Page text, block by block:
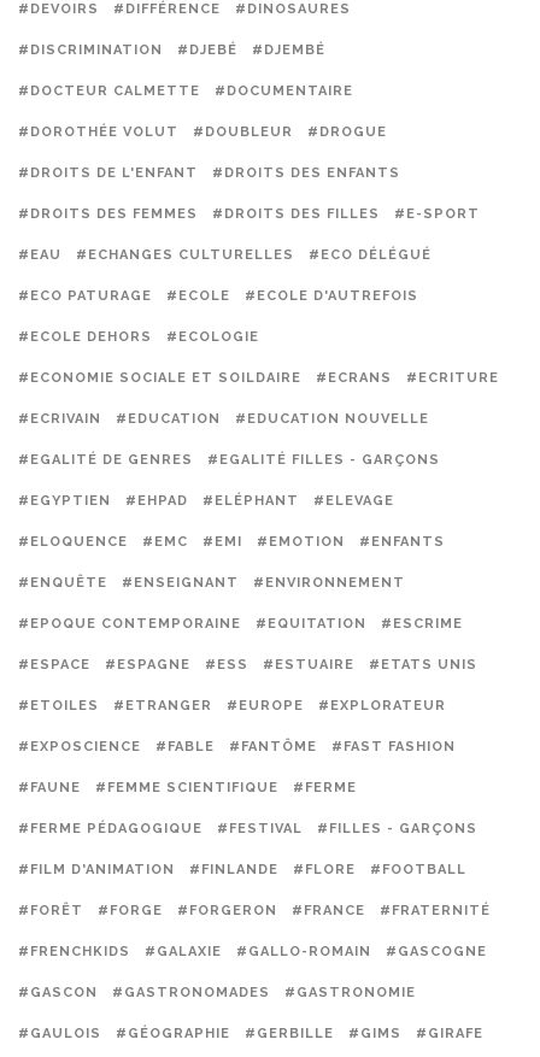
#DEVOIRS #DIFFÉRENCE #DINOSAURES
#DISCRIMINATION #DJEBÉ #DJEMBÉ
#DOCTEUR CALMETTE #DOCUMENTAIRE
#DOROTHÉE VOLUT #DOUBLEUR #DROGUE
#DROITS DE L'ENFANT #DROITS DES ENFANTS
#DROITS DES FEMMES #DROITS DES FILLES #E-SPORT
#EAU #ECHANGES CULTURELLES #ECO DÉLÉGUÉ
#ECO PATURAGE #ECOLE #ECOLE D'AUTREFOIS
#ECOLE DEHORS #ECOLOGIE
#ECONOMIE SOCIALE ET SOILDAIRE #ECRANS #ECRITURE
#ECRIVAIN #EDUCATION #EDUCATION NOUVELLE
#EGALITÉ DE GENRES #EGALITÉ FILLES - GARÇONS
#EGYPTIEN #EHPAD #ELÉPHANT #ELEVAGE
#ELOQUENCE #EMC #EMI #EMOTION #ENFANTS
#ENQUÊTE #ENSEIGNANT #ENVIRONNEMENT
#EPOQUE CONTEMPORAINE #EQUITATION #ESCRIME
#ESPACE #ESPAGNE #ESS #ESTUAIRE #ETATS UNIS
#ETOILES #ETRANGER #EUROPE #EXPLORATEUR
#EXPOSCIENCE #FABLE #FANTÔME #FAST FASHION
#FAUNE #FEMME SCIENTIFIQUE #FERME
#FERME PÉDAGOGIQUE #FESTIVAL #FILLES - GARÇONS
#FILM D'ANIMATION #FINLANDE #FLORE #FOOTBALL
#FORÊT #FORGE #FORGERON #FRANCE #FRATERNITÉ
#FRENCHKIDS #GALAXIE #GALLO-ROMAIN #GASCOGNE
#GASCON #GASTRONOMADES #GASTRONOMIE
#GAULOIS #GÉOGRAPHIE #GERBILLE #GIMS #GIRAFE